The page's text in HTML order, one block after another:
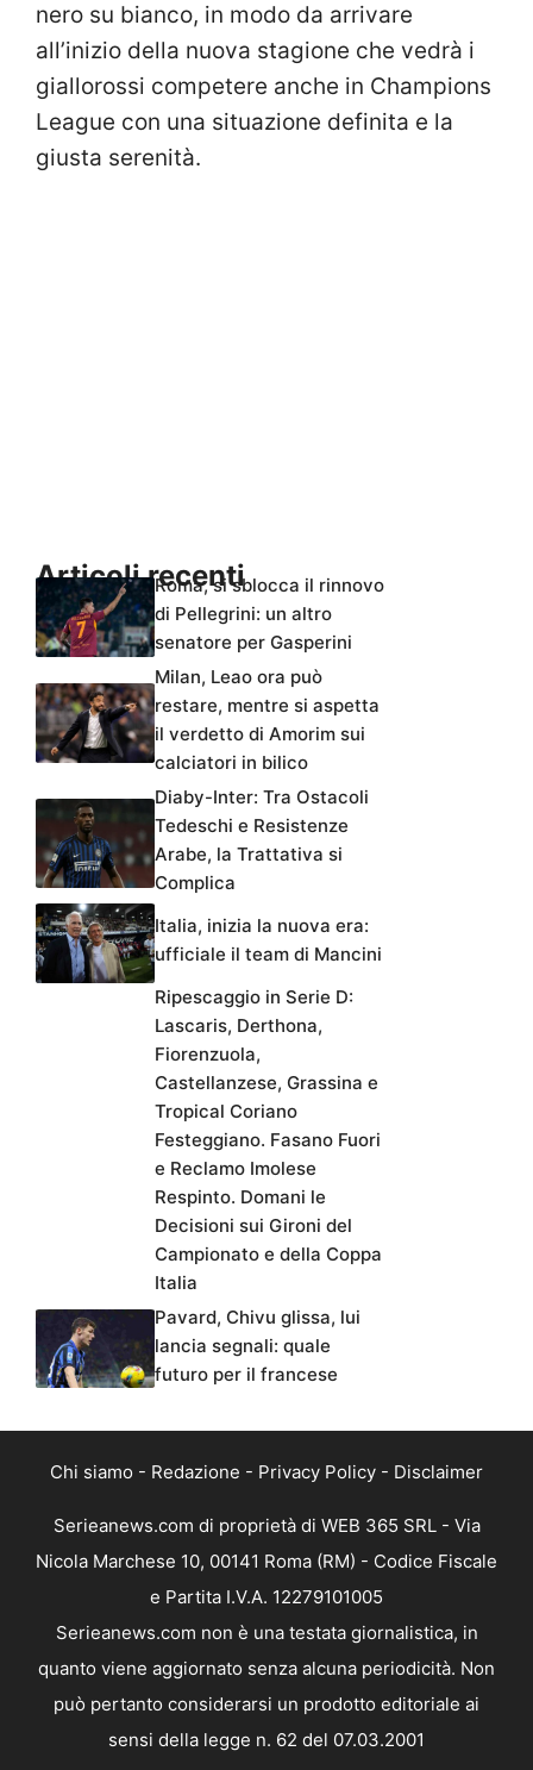
nero su bianco, in modo da arrivare
all’inizio della nuova stagione che vedrà i
giallorossi competere anche in Champions
League con una situazione definita e la
giusta serenità.
Articoli recentiRoma, si sblocca il rinnovo
di Pellegrini: un altro
senatore per Gasperini
Milan, Leao ora può
restare, mentre si aspetta
il verdetto di Amorim sui
calciatori in bilico
Diaby-Inter: Tra Ostacoli
Tedeschi e Resistenze
Arabe, la Trattativa si
Complica
Italia, inizia la nuova era:
ufficiale il team di Mancini
Ripescaggio in Serie D:
Lascaris, Derthona,
Fiorenzuola,
Castellanzese, Grassina e
Tropical Coriano
Festeggiano. Fasano Fuori
e Reclamo Imolese
Respinto. Domani le
Decisioni sui Gironi del
Campionato e della Coppa
Italia
Pavard, Chivu glissa, lui
lancia segnali: quale
futuro per il francese
Chi siamo - Redazione - Privacy Policy - Disclaimer
Serieanews.com di proprietà di WEB 365 SRL - Via
Nicola Marchese 10, 00141 Roma (RM) - Codice Fiscale
e Partita I.V.A. 12279101005
Serieanews.com non è una testata giornalistica, in
quanto viene aggiornato senza alcuna periodicità. Non
può pertanto considerarsi un prodotto editoriale ai
sensi della legge n. 62 del 07.03.2001